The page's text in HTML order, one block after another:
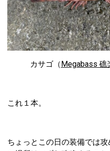
カサゴ（ Megabass 礁
これ１本。
ちょっとこの日の装備では